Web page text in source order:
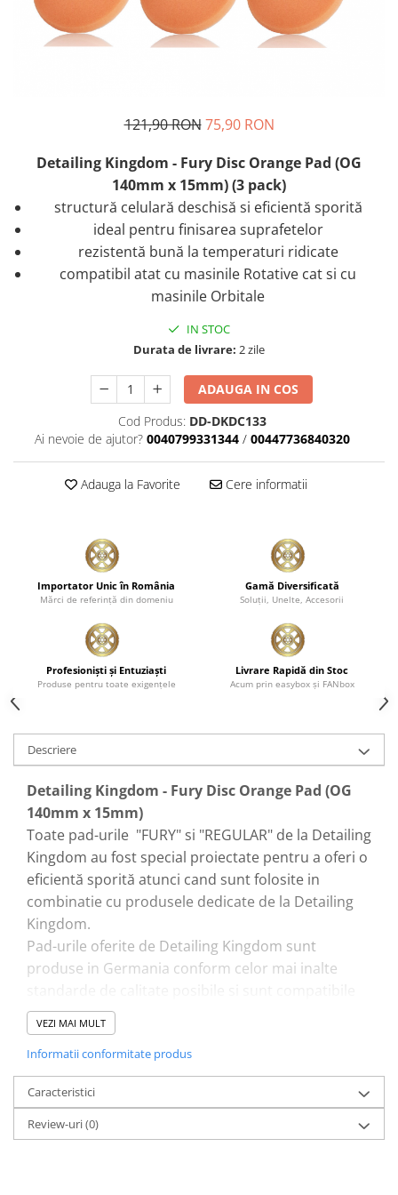
121,90 RON 75,90 RON
Detailing Kingdom - Fury Disc Orange Pad (OG
140mm x 15mm) (3 pack)
structură celulară deschisă si eficientă sporită
ideal pentru finisarea suprafetelor
rezistentă bună la temperaturi ridicate
compatibil atat cu masinile Rotative cat si cu
masinile Orbitale
IN STOC
Durata de livrare: 2 zile
ADAUGA IN COS
Cod Produs: DD-DKDC133
Ai nevoie de ajutor? 0040799331344 / 00447736840320
Adauga la Favorite Cere informatii
Importator Unic în România
Mărci de referinţă din domeniu
Gamă Diversificată
Soluţii, Unelte, Accesorii
Profesionişti şi Entuziaşti
Produse pentru toate exigenţele
Livrare Rapidă din Stoc
Acum prin easybox şi FANbox
Descriere
Detailing Kingdom - Fury Disc Orange Pad (OG
140mm x 15mm)
Toate pad-urile "FURY" si "REGULAR" de la Detailing
Kingdom au fost special proiectate pentru a oferi o
eficientă sporită atunci cand sunt folosite in
combinatie cu produsele dedicate de la Detailing
Kingdom.
Pad-urile oferite de Detailing Kingdom sunt
produse in Germania conform celor mai inalte
atat cu masinile Rotative cat si cu masinile Orbitale.
Seria "REGULAR Reticulated" Polishing Pads este
formata din pad-uri de burete cu structură celulară
deschisă si eficientă sporită in corectia si finisarea
suprafetelor.
Seria "REGULAR Non-Reticulated" Polishing Pads
este formata din pad-uri de burete cu structură
VEZI MAI MULT
Informatii conformitate produs
Caracteristici
Review-uri(0)